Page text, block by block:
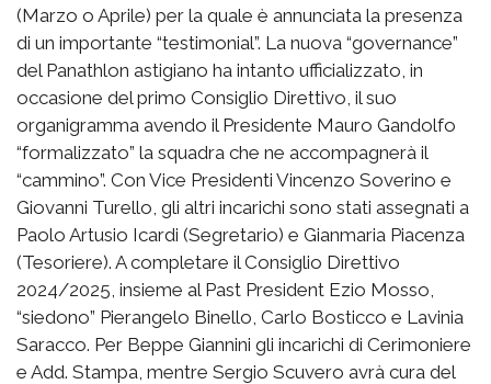
(Marzo o Aprile) per la quale è annunciata la presenza
di un importante “testimonial”. La nuova “governance”
del Panathlon astigiano ha intanto ufficializzato, in
occasione del primo Consiglio Direttivo, il suo
organigramma avendo il Presidente Mauro Gandolfo
“formalizzato” la squadra che ne accompagnerà il
“cammino”. Con Vice Presidenti Vincenzo Soverino e
Giovanni Turello, gli altri incarichi sono stati assegnati a
Paolo Artusio Icardi (Segretario) e Gianmaria Piacenza
(Tesoriere). A completare il Consiglio Direttivo
2024/2025, insieme al Past President Ezio Mosso,
“siedono” Pierangelo Binello, Carlo Bosticco e Lavinia
Saracco. Per Beppe Giannini gli incarichi di Cerimoniere
e Add. Stampa, mentre Sergio Scuvero avrà cura del